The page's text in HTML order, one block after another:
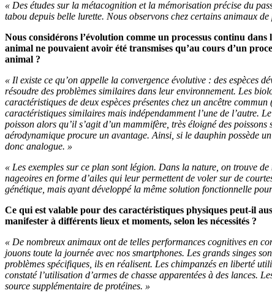
« Des études sur la métacognition et la mémorisation précise du
tabou depuis belle lurette. Nous observons chez certains animaux
Nous considérons l’évolution comme un processus continu
animal ne pouvaient avoir été transmises qu’au cours d’un
animal ?
« Il existe ce qu’on appelle la convergence évolutive : des espèces
résoudre des problèmes similaires dans leur environnement. Les
caractéristiques de deux espèces présentes chez un ancêtre
caractéristiques similaires mais indépendamment l’une de l’autre.
poisson alors qu’il s’agit d’un mammifère, très éloigné des
aérodynamique procure un avantage. Ainsi, si le dauphin possède
donc analogue. »
« Les exemples sur ce plan sont légion. Dans la nature, on trouve de
nageoires en forme d’ailes qui leur permettent de voler sur de
génétique, mais ayant développé la même solution fonctionnelle
Ce qui est valable pour des caractéristiques physiques peut-il
manifester à différents lieux et moments, selon les nécessités ?
« De nombreux animaux ont de telles performances cognitives en
jouons toute la journée avec nos smartphones. Les grands singes
problèmes spécifiques, ils en réalisent. Les chimpanzés en liberté
constaté l’utilisation d’armes de chasse apparentées à des lances.
source supplémentaire de protéines. »